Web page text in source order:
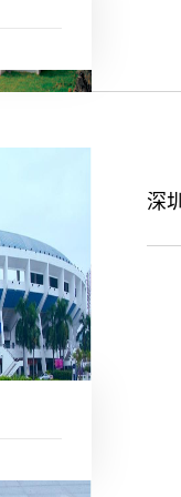
深